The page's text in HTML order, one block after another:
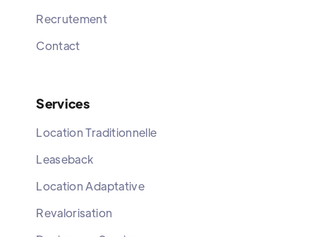
Recrutement
Contact
Services
Location Traditionnelle
Leaseback
Location Adaptative
Revalorisation